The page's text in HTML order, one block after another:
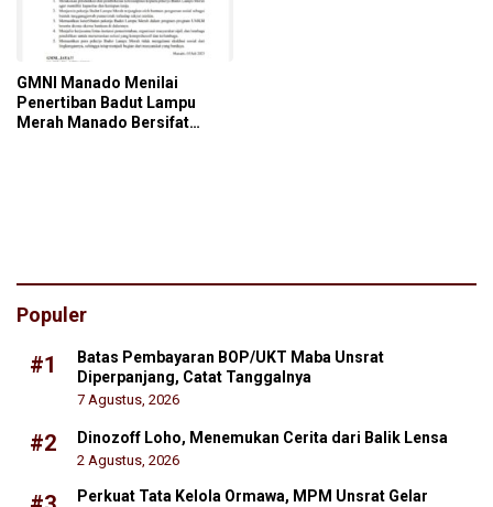
GMNI Manado Menilai
Penertiban Badut Lampu
Merah Manado Bersifat
Populer
#1
Batas Pembayaran BOP/UKT Maba Unsrat
Diperpanjang, Catat Tanggalnya
7 Agustus, 2026
#2 Dinozoff Loho, Menemukan Cerita dari Balik Lensa
2 Agustus, 2026
Perkuat Tata Kelola Ormawa, MPM Unsrat Gelar